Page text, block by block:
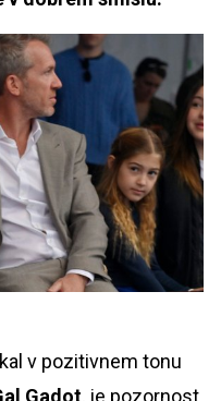
v pozitivnem tonu
Gadot, je pozornost